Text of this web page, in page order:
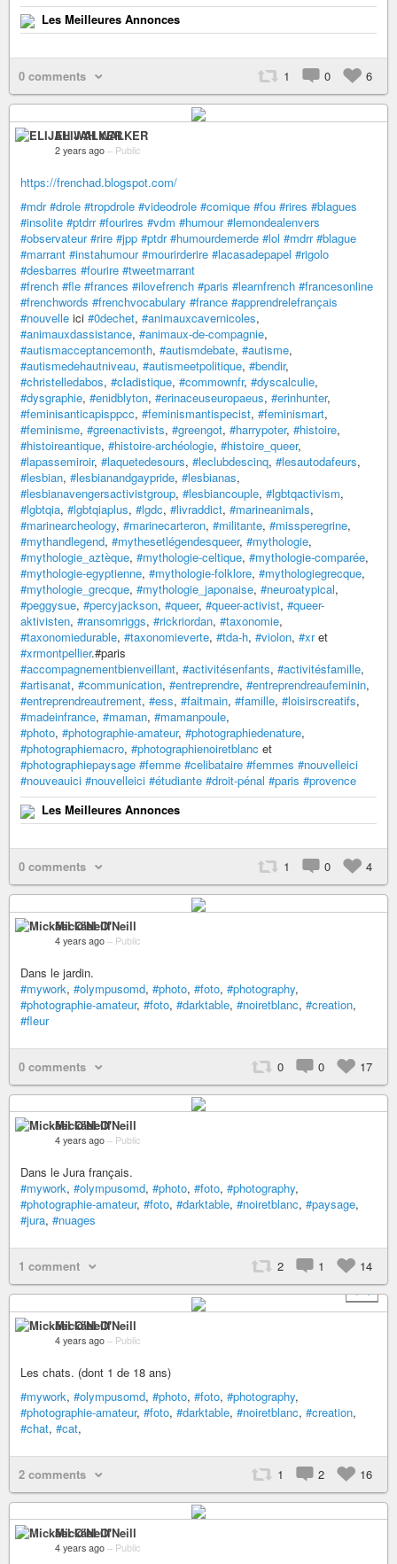
Les Meilleures Annonces
0 comments 1 0 6
ELIJAH WALKER
2 years ago – Public
https://frenchad.blogspot.com/
#mdr #drole #tropdrole #videodrole #comique #fou #rires #blagues
#insolite #ptdrr #fourires #vdm #humour #lemondealenvers
#observateur #rire #jpp #ptdr #humourdemerde #lol #mdrr #blague
#marrant #instahumour #mourirderire #lacasadepapel #rigolo
#desbarres #fourire #tweetmarrant
#french #fle #frances #ilovefrench #paris #learnfrench #francesonline
#frenchwords #frenchvocabulary #france #apprendrelefrançais
#nouvelle ici #0dechet, #animauxcavernicoles,
#animauxdassistance, #animaux-de-compagnie,
#autismacceptancemonth, #autismdebate, #autisme,
#autismedehautniveau, #autismeetpolitique, #bendir,
#christelledabos, #cladistique, #commownfr, #dyscalculie,
#dysgraphie, #enidblyton, #erinaceuseuropaeus, #erinhunter,
#feminisanticapisppcc, #feminismantispecist, #feminismart,
#feminisme, #greenactivists, #greengot, #harrypoter, #histoire,
#histoireantique, #histoire-archéologie, #histoire_queer,
#lapassemiroir, #laquetedesours, #leclubdescinq, #lesautodafeurs,
#lesbian, #lesbianandgaypride, #lesbianas,
#lesbianavengersactivistgroup, #lesbiancouple, #lgbtqactivism,
#lgbtqia, #lgbtqiaplus, #lgdc, #livraddict, #marineanimals,
#marinearcheology, #marinecarteron, #militante, #missperegrine,
#mythandlegend, #mythesetlégendesqueer, #mythologie,
#mythologie_aztèque, #mythologie-celtique, #mythologie-comparée,
#mythologie-egyptienne, #mythologie-folklore, #mythologiegrecque,
#mythologie_grecque, #mythologie_japonaise, #neuroatypical,
#peggysue, #percyjackson, #queer, #queer-activist, #queer-
aktivisten, #ransomriggs, #rickriordan, #taxonomie,
#taxonomiedurable, #taxonomieverte, #tda-h, #violon, #xret
#xrmontpellier.#paris
#accompagnementbienveillant, #activitésenfants, #activitésfamille,
#artisanat, #communication, #entreprendre, #entreprendreaufeminin,
#entreprendreautrement, #ess, #faitmain, #famille, #loisirscreatifs,
#madeinfrance, #maman, #mamanpoule,
#photo, #photographie-amateur, #photographiedenature,
#photographiemacro, #photographienoiretblanc et
#photographiepaysage #femme #celibataire #femmes #nouvelleici
#nouveauici #nouvelleici #étudiante #droit-pénal #paris #provence
Les Meilleures Annonces
0 comments 1 0 4
Mickäel O'Neill
4 years ago – Public
Dans le jardin.
#mywork, #olympusomd, #photo, #foto, #photography,
#photographie-amateur, #foto, #darktable, #noiretblanc, #creation,
#fleur
0 comments 0 0 17
Mickäel O'Neill
4 years ago – Public
Dans le Jura français.
#mywork, #olympusomd, #photo, #foto, #photography,
#photographie-amateur, #foto, #darktable, #noiretblanc, #paysage,
#jura, #nuages
1 comment 2 1
14
+ 4
Mickäel O'Neill
4 years ago – Public
Les chats. (dont 1 de 18 ans)
#mywork, #olympusomd, #photo, #foto, #photography,
#photographie-amateur, #foto, #darktable, #noiretblanc, #creation,
#chat, #cat,
2 comments 1 2 16
Mickäel O'Neill
4 years ago – Public